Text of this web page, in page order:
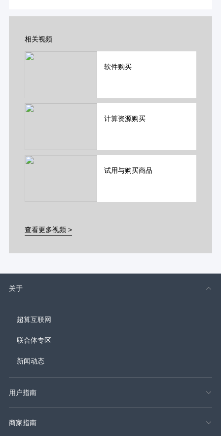
相关视频
软件购买
计算资源购买
试用与购买商品
查看更多视频 >
关于
超算互联网
联合体专区
新闻动态
用户指南
商家指南